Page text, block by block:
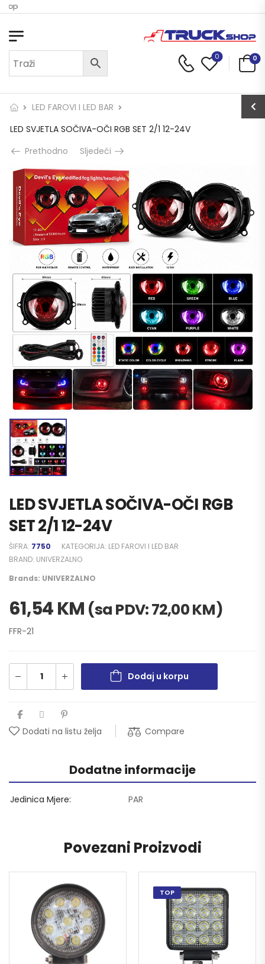
0 0
LED FAROVI I LED BAR
LED SVJETLA SOČIVA-OČI RGB SET 2/1 12-24V
Prethodno
Sljedeći
LED SVJETLA SOČIVA-OČI RGB
SET 2/1 12-24V
ŠIFRA: 7750 KATEGORIJA: LED FAROVI I LED BAR
BRAND: UNIVERZALNO
Brands: UNIVERZALNO
61,54KM (sa PDV:72,00KM)
FFR-21
Dodaj u korpu
Dodati na listu želja Compare
Dodatne informacije
Jedinica Mjere PAR
Povezani Proizvodi
TOP